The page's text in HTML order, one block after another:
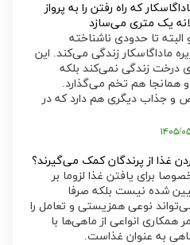
که راه رفتن را به پرواز
یک متری می‌سازد
تا حدودی ناشناخته
ماداگاسکار زندگی می‌کند. این
درخت زندگی نمی‌کند بلکه
همانجا هم تخم می‌گذارد.
و جذاب دیگری هم دارد که در
غذا از پرندگان کمک می‌گیرند؟
برای یافتن غذا لزوما بر
شده نیست بلکه صرفا
نوعی همزیستی و تعامل را
انواعی از ماهی‌ها با
ماهی به عنوان غذاست.